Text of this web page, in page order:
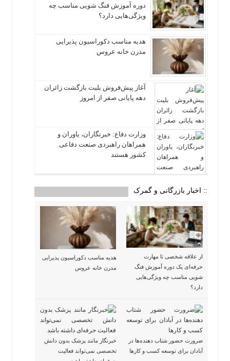
دوره آموزش فنگ شویی مناسب چه
ویژگی‌هایی دارد؟
هدیه مناسب دکوراسیون پذیرایی
مدرن خانه عروس
آغاز پیش‌فروش بلیت بازگشت زائران
دهه پایانی صفر از امروز
وزارت دفاع: خبرنگاران، یاوران و
همراهان راهبردی صنعت دفاعی
کشور هستند
:: اخبار بازرگانی و گمرک
از علاقه شخصی تا مهارت
حرفه‌ای یک دوره آموزش فنگ
شویی مناسب چه ویژگی‌هایی
دارد؟
هدیه مناسب دکوراسیون پذیرایی
مدرن خانه عروس
ضرورت حضور شتاب ‌دهنده‌ها در
آبادان برای توسعه کسب‌ و کارها
خبرنگار مانند پزشک بدون دانش
تخصصی نمی‌تواند فعالیت